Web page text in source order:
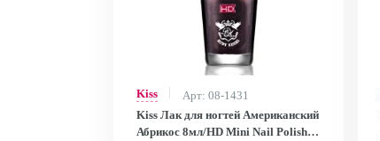
Kiss
Арт: 08-1431
Kiss Лак для ногтей Американский
Абрикос 8мл/HD Mini Nail Polish